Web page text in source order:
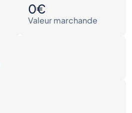
0€
Valeur marchande